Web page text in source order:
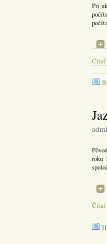
Pri
Čítať
roku
Čítať